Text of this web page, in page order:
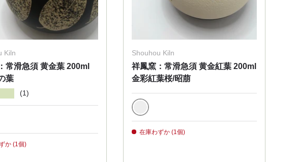
Kiln
常滑急須 黄金葉 200ml
葉
(1)
か (1個)
Shouhou Kiln
祥鳳窯：常滑急須 黄金紅葉 200ml
金彩紅葉桜/昭萠
白黒
在庫わずか (1個)